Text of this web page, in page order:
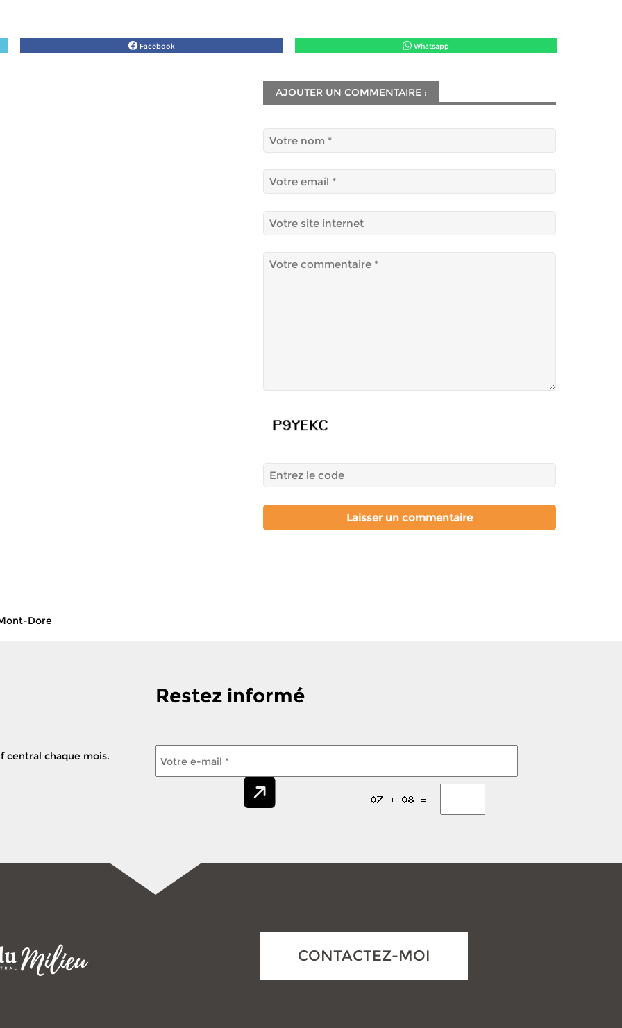
Facebook Whatsapp
AJOUTER UN COMMENTAIRE :
Dore
Restez informé
central chaque mois.
CONTACTEZ-MOI